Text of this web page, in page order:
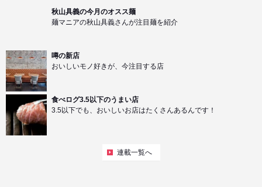
秋山具義の今月のオスス麺
麺マニアの秋山具義さんが注目麺を紹介
噂の新店
おいしいモノ好きが、今注目する店
食べログ3.5以下のうまい店
3.5以下でも、おいしいお店はたくさんあるんです！
連載一覧へ